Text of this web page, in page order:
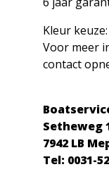
Kleur
Voor meer
contact
Setheweg
7942 LB
Tel: 0031-